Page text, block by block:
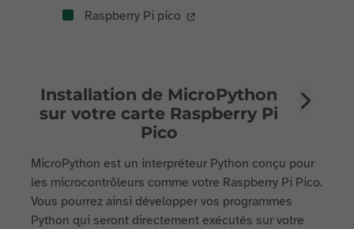
Raspberry Pi pico
Installation de MicroPython
sur votre carte Raspberry Pi
Pico
MicroPython est un interpréteur Python conçu pour
les microcontrôleurs comme votre Raspberry Pi Pico.
Vous pourrez ainsi développer vos programmes
Python qui seront directement exécutés sur votre